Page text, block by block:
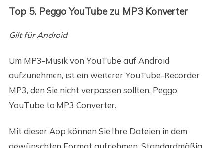
Top 5. Peggo YouTube zu MP3 Konverter
Gilt für Android
Um MP3-Musik von YouTube auf Android
aufzunehmen, ist ein weiterer YouTube-Recorder
MP3, den Sie nicht verpassen sollten, Peggo
YouTube to MP3 Converter.
Mit dieser App können Sie Ihre Dateien in dem
gewünschten Format aufnehmen. Standardmäßig